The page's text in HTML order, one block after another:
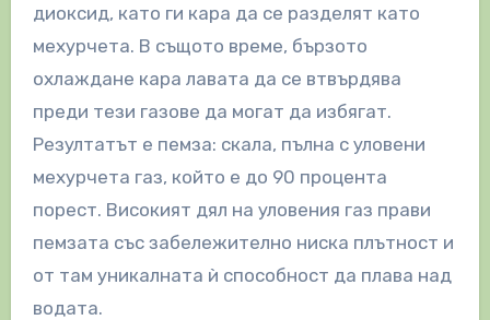
диоксид, като ги кара да се разделят като
мехурчета. В същото време, бързото
охлаждане кара лавата да се втвърдява
преди тези газове да могат да избягат.
Резултатът е пемза: скала​​, пълна с уловени
мехурчета газ, който е до 90 процента
порест. Високият дял на уловения газ прави
пемзата със забележително ниска плътност и
от там уникалната ѝ способност да плава над
водата.